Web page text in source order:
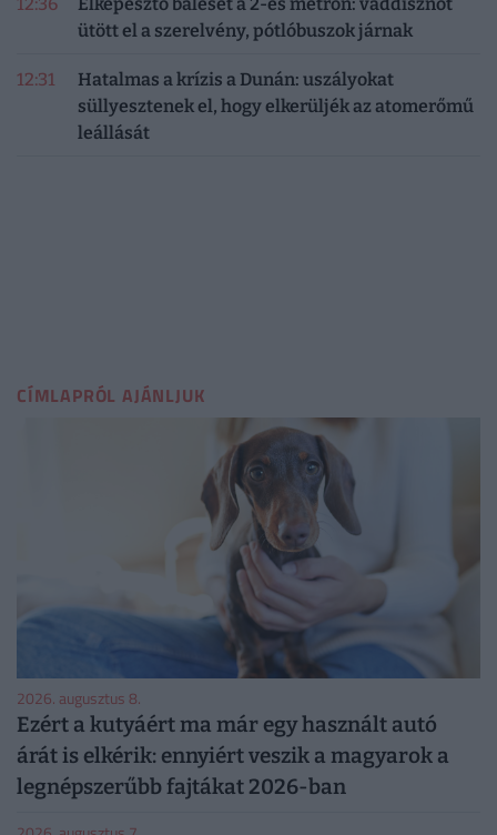
12:36
Elképesztő baleset a 2-es metrón: vaddisznót
ütött el a szerelvény, pótlóbuszok járnak
12:31
Hatalmas a krízis a Dunán: uszályokat
süllyesztenek el, hogy elkerüljék az atomerőmű
leállását
CÍMLAPRÓL AJÁNLJUK
2026. augusztus 8.
Ezért a kutyáért ma már egy használt autó
árát is elkérik: ennyiért veszik a magyarok a
legnépszerűbb fajtákat 2026-ban